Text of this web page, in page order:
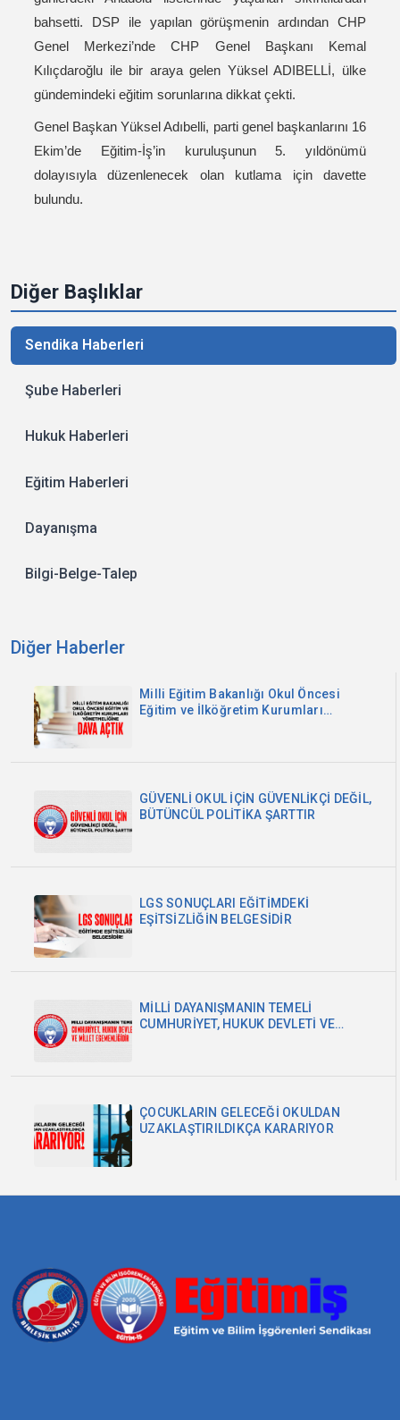
Diğer Başlıklar
Sendika Haberleri
Şube Haberleri
Hukuk Haberleri
Eğitim Haberleri
Dayanışma
Bilgi-Belge-Talep
Diğer Haberler
Milli Eğitim Bakanlığı Okul Öncesi
Eğitim ve İlköğretim Kurumları
GÜVENLİ OKUL İÇİN GÜVENLİKÇİ DEĞİL,
BÜTÜNCÜL POLİTİKA ŞARTTIR
LGS SONUÇLARI EĞİTİMDEKİ
EŞİTSİZLİĞİN BELGESİDİR
MİLLİ DAYANIŞMANIN TEMELİ
CUMHURİYET, HUKUK DEVLETİ VE
ÇOCUKLARIN GELECEĞİ OKULDAN
UZAKLAŞTIRILDIKÇA KARARIYOR
bahsetti. DSP ile yapılan görüşmenin ardından CHP
Genel Merkezi’nde CHP Genel Başkanı Kemal
Kılıçdaroğlu ile bir araya gelen Yüksel ADIBELLİ, ülke
gündemindeki eğitim sorunlarına dikkat çekti.
Genel Başkan Yüksel Adıbelli, parti genel başkanlarını 16
Ekim’de Eğitim-İş’in kuruluşunun 5. yıldönümü
dolayısıyla düzenlenecek olan kutlama için davette
bulundu.